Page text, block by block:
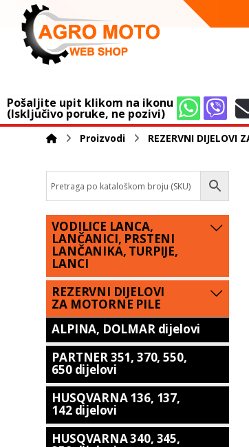
Pošaljite upit klikom na ikonu
(Isključivo poruke, ne pozivi)
Proizvodi REZERVNI DIJELOVI
VODILICE LANCA,
LANČANICI, PRSTENI
LANČANIKA, TURPIJE,
LANCI
REZERVNI DIJELOVI
ZA MOTORNE PILE
ALPINA, DOLMAR dijelovi
PARTNER 351, 370, 550,
650 dijelovi
HUSQVARNA 136, 137,
142 dijelovi
HUSQVARNA 340, 345,